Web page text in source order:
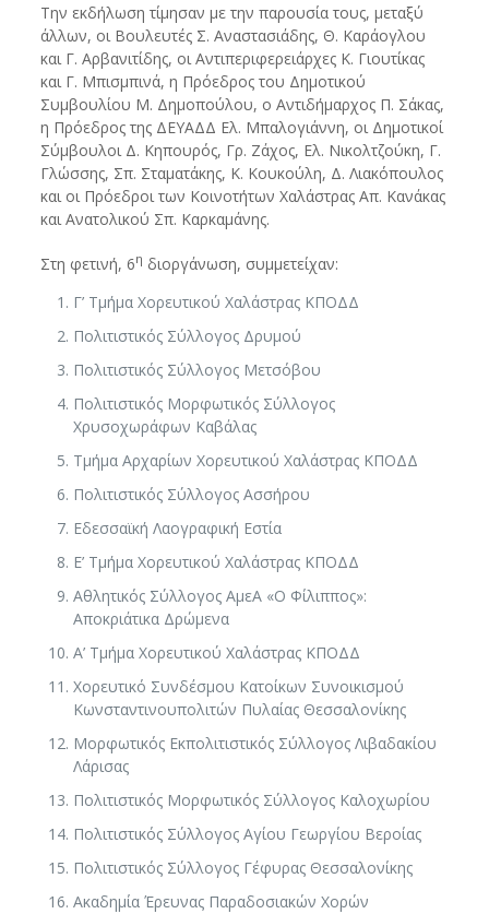
Την εκδήλωση τίμησαν με την παρουσία τους, μεταξύ
άλλων, οι Βουλευτές Σ. Aναστασιάδης, Θ. Καράογλου
και Γ. Αρβανιτίδης, οι Αντιπεριφερειάρχες Κ. Γιουτίκας
και Γ. Μπισμπινά, η Πρόεδρος του Δημοτικού
Συμβουλίου Μ. Δημοπούλου, ο Αντιδήμαρχος Π. Σάκας,
η Πρόεδρος της ΔΕΥΑΔΔ Ελ. Μπαλογιάννη, οι Δημοτικοί
Σύμβουλοι Δ. Κηπουρός, Γρ. Ζάχος, Ελ. Νικολτζούκη, Γ.
Γλώσσης, Σπ. Σταματάκης, Κ. Κουκούλη, Δ. Λιακόπουλος
και οι Πρόεδροι των Κοινοτήτων Χαλάστρας Απ. Κανάκας
και Ανατολικού Σπ. Καρκαμάνης.
Στη φετινή, 6η διοργάνωση, συμμετείχαν:
Γ’ Τμήμα Χορευτικού Χαλάστρας ΚΠΟΔΔ
Πολιτιστικός Σύλλογος Δρυμού
Πολιτιστικός Σύλλογος Μετσόβου
Πολιτιστικός Μορφωτικός Σύλλογος
Χρυσοχωράφων Καβάλας
Τμήμα Αρχαρίων Χορευτικού Χαλάστρας ΚΠΟΔΔ
Πολιτιστικός Σύλλογος Ασσήρου
Εδεσσαϊκή Λαογραφική Εστία
Ε’ Τμήμα Χορευτικού Χαλάστρας ΚΠΟΔΔ
Αθλητικός Σύλλογος ΑμεΑ «Ο Φίλιππος»:
Αποκριάτικα Δρώμενα
Α’ Τμήμα Χορευτικού Χαλάστρας ΚΠΟΔΔ
Χορευτικό Συνδέσμου Κατοίκων Συνοικισμού
Κωνσταντινουπολιτών Πυλαίας Θεσσαλονίκης
Μορφωτικός Εκπολιτιστικός Σύλλογος Λιβαδακίου
Λάρισας
Πολιτιστικός Μορφωτικός Σύλλογος Καλοχωρίου
Πολιτιστικός Σύλλογος Αγίου Γεωργίου Βεροίας
Πολιτιστικός Σύλλογος Γέφυρας Θεσσαλονίκης
Ακαδημία Έρευνας Παραδοσιακών Χορών